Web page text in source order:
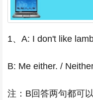
1、A: I don't like
B: Me either. /
注：B回答两句都可